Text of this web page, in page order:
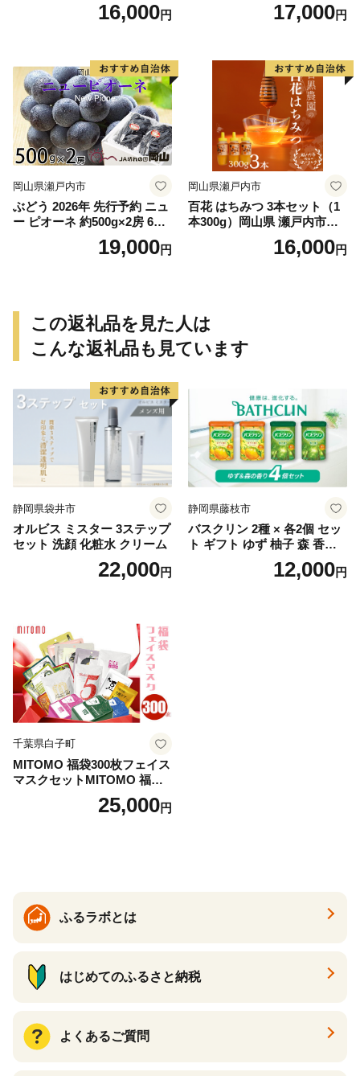
スキンケア 化粧用 油 オリー
16,000円 17,000円
岡山県瀬戸内市
ぶどう 2026年 先行予約 ニュ
ー ピオーネ 約500g×2房 6月
下旬〜7月下旬発送 ブドウ 葡
19,000円
岡山県瀬戸内市
百花 はちみつ 3本セット（1
本300g）岡山県 瀬戸内市産
石黒農園 ヨーグルト パン 砂
糖の代わり 香り高い いい香
16,000円
この返礼品を見た人は
こんな返礼品も見ています
静岡県袋井市
オルビス ミスター 3ステップ
セット 洗顔 化粧水 クリーム
22,000円
静岡県藤枝市
バスクリン 2種 × 各2個 セッ
ト ギフト ゆず 柚子 森 香り
日用品 お風呂 バス用品 温活
アロマ 香り まとめ買い静岡
12,000円
千葉県白子町
MITOMO 福袋300枚フェイス
マスクセットMITOMO 福袋3
00枚フェイスマスクセット
ふるさと納税 パック ファイ
25,000円
ふるラボとは
はじめてのふるさと納税
よくあるご質問